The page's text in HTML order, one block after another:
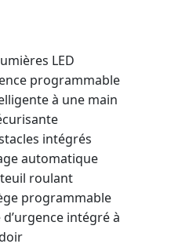
LED
programmable
à une main
intégrés
automatique
roulant
programmable
intégré à